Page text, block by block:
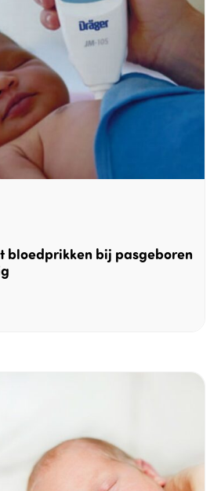
bloedprikken bij pasgeboren